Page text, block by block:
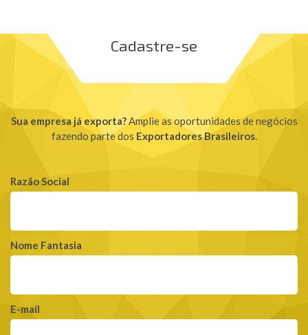
Cadastre-se
Sua empresa já exporta?Amplie as oportunidades de negócios
fazendo parte dos Exportadores Brasileiros.
Razão Social
Nome Fantasia
E-mail